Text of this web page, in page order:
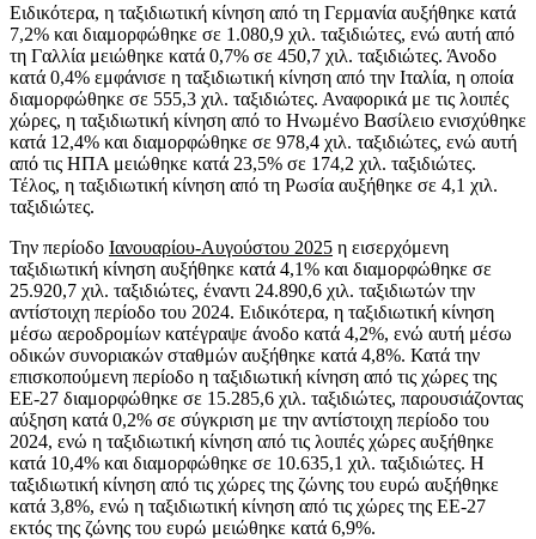
Ειδικότερα, η ταξιδιωτική κίνηση από τη Γερμανία αυξήθηκε κατά
7,2% και διαμορφώθηκε σε 1.080,9 χιλ. ταξιδιώτες, ενώ αυτή από
τη Γαλλία μειώθηκε κατά 0,7% σε 450,7 χιλ. ταξιδιώτες. Άνοδο
κατά 0,4% εμφάνισε η ταξιδιωτική κίνηση από την Ιταλία, η οποία
διαμορφώθηκε σε 555,3 χιλ. ταξιδιώτες. Αναφορικά με τις λοιπές
χώρες, η ταξιδιωτική κίνηση από το Ηνωμένο Βασίλειο ενισχύθηκε
κατά 12,4% και διαμορφώθηκε σε 978,4 χιλ. ταξιδιώτες, ενώ αυτή
από τις ΗΠΑ μειώθηκε κατά 23,5% σε 174,2 χιλ. ταξιδιώτες.
Τέλος, η ταξιδιωτική κίνηση από τη Ρωσία αυξήθηκε σε 4,1 χιλ.
ταξιδιώτες.
Την περίοδο Ιανουαρίου-Αυγούστου 2025 η εισερχόμενη
ταξιδιωτική κίνηση αυξήθηκε κατά 4,1% και διαμορφώθηκε σε
25.920,7 χιλ. ταξιδιώτες, έναντι 24.890,6 χιλ. ταξιδιωτών την
αντίστοιχη περίοδο του 2024. Ειδικότερα, η ταξιδιωτική κίνηση
μέσω αεροδρομίων κατέγραψε άνοδο κατά 4,2%, ενώ αυτή μέσω
οδικών συνοριακών σταθμών αυξήθηκε κατά 4,8%. Κατά την
επισκοπούμενη περίοδο η ταξιδιωτική κίνηση από τις χώρες της
ΕΕ-27 διαμορφώθηκε σε 15.285,6 χιλ. ταξιδιώτες, παρουσιάζοντας
αύξηση κατά 0,2% σε σύγκριση με την αντίστοιχη περίοδο του
2024, ενώ η ταξιδιωτική κίνηση από τις λοιπές χώρες αυξήθηκε
κατά 10,4% και διαμορφώθηκε σε 10.635,1 χιλ. ταξιδιώτες. Η
ταξιδιωτική κίνηση από τις χώρες της ζώνης του ευρώ αυξήθηκε
κατά 3,8%, ενώ η ταξιδιωτική κίνηση από τις χώρες της ΕΕ-27
εκτός της ζώνης του ευρώ μειώθηκε κατά 6,9%.